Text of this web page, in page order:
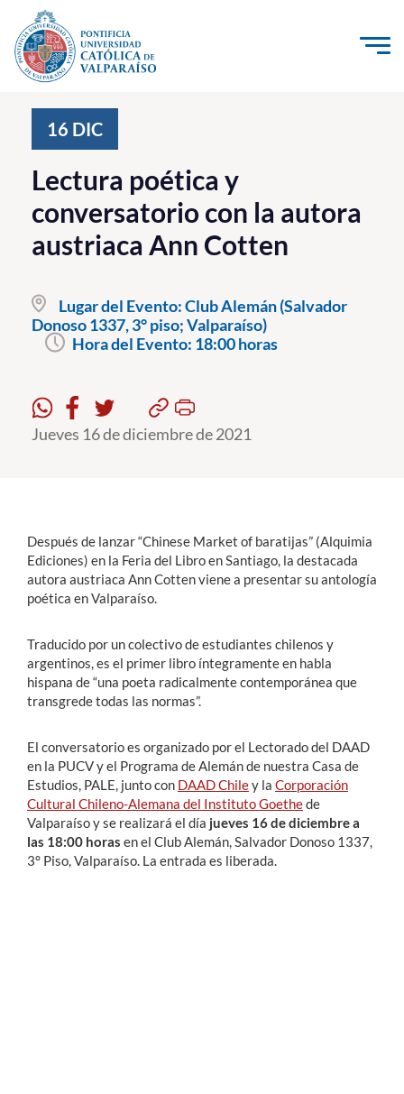
Click acá para ir directamente al contenido
Investigación, Creación e Innovación
PUCV Internacional
Vinculación con el Medio
Pregrado
Postgrado
Formación Continua
Alumni
16 DIC
Lectura poética y
conversatorio con la autora
austriaca Ann Cotten
Lugar del Evento:Club Alemán (Salvador
Donoso 1337, 3° piso; Valparaíso)
Hora del Evento: 18:00 horas
Jueves 16 de diciembre de 2021
Después de lanzar “Chinese Market of baratijas” (Alquimia
Ediciones) en la Feria del Libro en Santiago, la destacada
autora austriaca Ann Cotten viene a presentar su antología
poética en Valparaíso.
Traducido por un colectivo de estudiantes chilenos y
argentinos, es el primer libro íntegramente en habla
hispana de “una poeta radicalmente contemporánea que
transgrede todas las normas”.
El conversatorio es organizado por el Lectorado del DAAD
en la PUCV y el Programa de Alemán de nuestra Casa de
Estudios, PALE, junto con DAAD Chiley la Corporación
Cultural Chileno-Alemana del Instituto Goethede
Valparaíso y se realizará el día jueves 16 de diciembre a
las 18:00 horas en el Club Alemán, Salvador Donoso 1337,
3° Piso, Valparaíso. La entrada es liberada.